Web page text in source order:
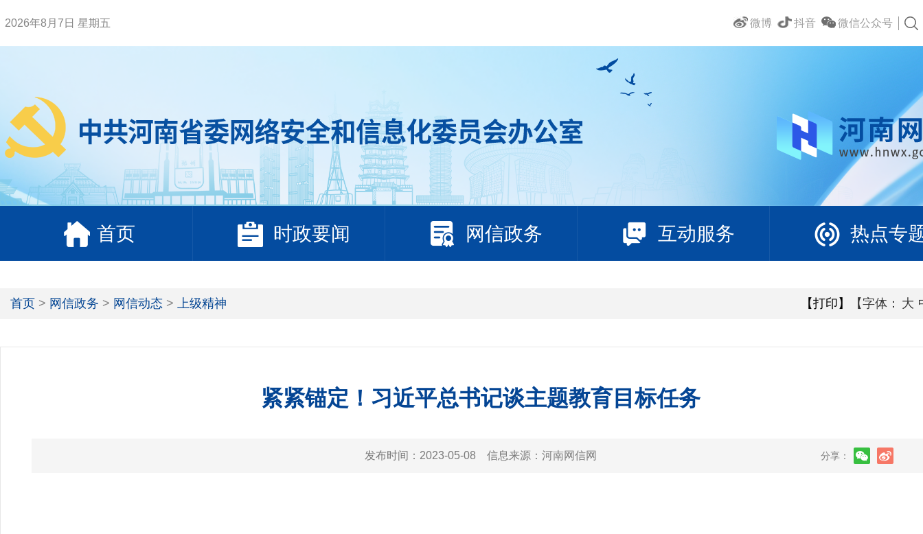
2026年8月7日 星期五 微信公众号
抖音
微博
首页 时政要闻 网信政务 互动服务 热点专
首页 > 网信政务 > 网信动态 > 上级精神 【打印】 【字体： 大
紧紧锚定！习近平总书记谈主题教育目标任务
发布时间： 2023-05-08 信息来源： 河南网信网 分享：